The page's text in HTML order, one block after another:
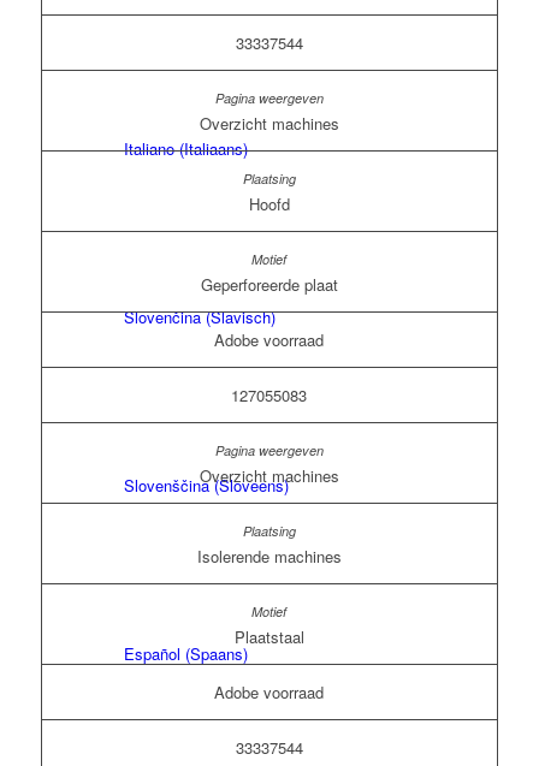
Italiano(Italiaans)
Slovenčina(Slavisch)
Slovenščina(Sloveens)
Español (Spaans)
33337544
Overzicht machines
Hoofd
Geperforeerde plaat
Adobe voorraad
127055083
Overzicht machines
Isolerende machines
Plaatstaal
Adobe voorraad
33337544